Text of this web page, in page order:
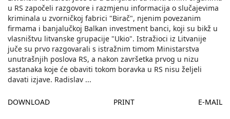
u RS započeli razgovore i razmjenu informacija o slučajevima
kriminala u zvorničkoj fabrici "Birač", njenim povezanim
firmama i banjalučkoj Balkan investment banci, koji su bikž u
vlasništvu litvanske grupacije "Ukio". Istražioci iz Litvanije
juče su prvo razgovarali s istražnim timom Ministarstva
unutrašnjih poslova RS, a nakon završetka prvog u nizu
sastanaka koje će obaviti tokom boravka u RS nisu željeli
davati izjave. Radislav ...
DOWNLOAD PRINT E-MAIL